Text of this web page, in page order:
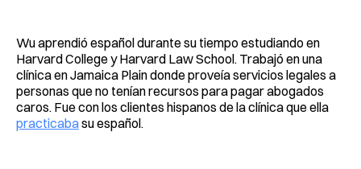
Wu aprendió español durante su tiempo estudiando en
Harvard College y Harvard Law School. Trabajó en una
clínica en Jamaica Plain donde proveía servicios legales a
personas que no tenían recursos para pagar abogados
caros. Fue con los clientes hispanos de la clínica que ella
practicabasu español.